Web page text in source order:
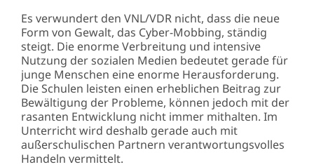
Es verwundert den VNL/VDR nicht, dass die neue
Form von Gewalt, das Cyber-Mobbing, ständig
steigt. Die enorme Verbreitung und intensive
Nutzung der sozialen Medien bedeutet gerade für
junge Menschen eine enorme Herausforderung.
Die Schulen leisten einen erheblichen Beitrag zur
Bewältigung der Probleme, können jedoch mit der
rasanten Entwicklung nicht immer mithalten. Im
Unterricht wird deshalb gerade auch mit
außerschulischen Partnern verantwortungsvolles
Handeln vermittelt.